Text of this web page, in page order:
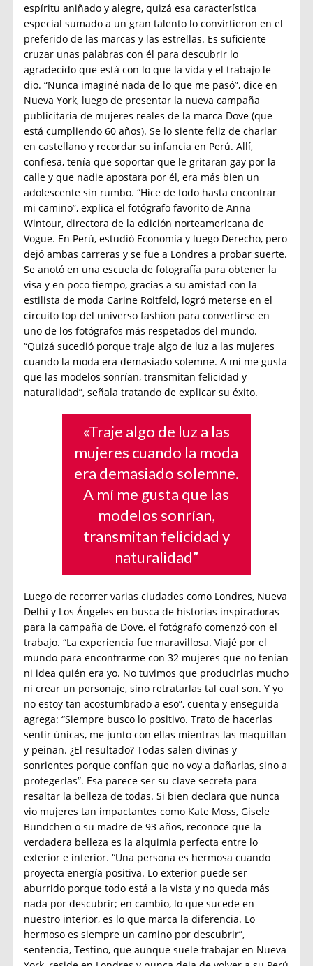
espíritu aniñado y alegre, quizá esa característica
especial sumado a un gran talento lo convirtieron en el
preferido de las marcas y las estrellas. Es suficiente
cruzar unas palabras con él para descubrir lo
agradecido que está con lo que la vida y el trabajo le
dio. “Nunca imaginé nada de lo que me pasó”, dice en
Nueva York, luego de presentar la nueva campaña
publicitaria de mujeres reales de la marca Dove (que
está cumpliendo 60 años). Se lo siente feliz de charlar
en castellano y recordar su infancia en Perú. Allí,
confiesa, tenía que soportar que le gritaran gay por la
calle y que nadie apostara por él, era más bien un
adolescente sin rumbo. “Hice de todo hasta encontrar
mi camino”, explica el fotógrafo favorito de Anna
Wintour, directora de la edición norteamericana de
Vogue. En Perú, estudió Economía y luego Derecho, pero
dejó ambas carreras y se fue a Londres a probar suerte.
Se anotó en una escuela de fotografía para obtener la
visa y en poco tiempo, gracias a su amistad con la
estilista de moda Carine Roitfeld, logró meterse en el
circuito top del universo fashion para convertirse en
uno de los fotógrafos más respetados del mundo.
“Quizá sucedió porque traje algo de luz a las mujeres
cuando la moda era demasiado solemne. A mí me gusta
que las modelos sonrían, transmitan felicidad y
naturalidad”, señala tratando de explicar su éxito.
«Traje algo de luz a las
mujeres cuando la moda
era demasiado solemne.
A mí me gusta que las
modelos sonrían,
transmitan felicidad y
naturalidad”
Luego de recorrer varias ciudades como Londres, Nueva
Delhi y Los Ángeles en busca de historias inspiradoras
para la campaña de Dove, el fotógrafo comenzó con el
trabajo. “La experiencia fue maravillosa. Viajé por el
mundo para encontrarme con 32 mujeres que no tenían
ni idea quién era yo. No tuvimos que producirlas mucho
ni crear un personaje, sino retratarlas tal cual son. Y yo
no estoy tan acostumbrado a eso”, cuenta y enseguida
agrega: “Siempre busco lo positivo. Trato de hacerlas
sentir únicas, me junto con ellas mientras las maquillan
y peinan. ¿El resultado? Todas salen divinas y
sonrientes porque confían que no voy a dañarlas, sino a
protegerlas”. Esa parece ser su clave secreta para
resaltar la belleza de todas. Si bien declara que nunca
vio mujeres tan impactantes como Kate Moss, Gisele
Bündchen o su madre de 93 años, reconoce que la
verdadera belleza es la alquimia perfecta entre lo
exterior e interior. “Una persona es hermosa cuando
proyecta energía positiva. Lo exterior puede ser
aburrido porque todo está a la vista y no queda más
nada por descubrir; en cambio, lo que sucede en
nuestro interior, es lo que marca la diferencia. Lo
hermoso es siempre un camino por descubrir”,
sentencia, Testino, que aunque suele trabajar en Nueva